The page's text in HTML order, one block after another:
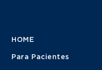
HOME
Para Pacientes